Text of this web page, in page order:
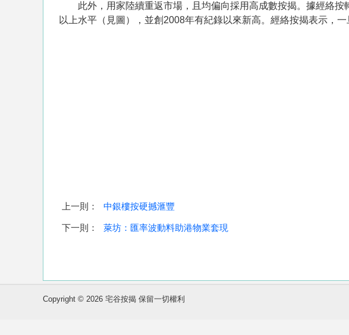
此外，用家陸續重返市場，且均偏向採用高成數按揭。據經絡按
以上水平（見圖），並創2008年有紀錄以來新高。經絡按揭表示，
上一則： 中銀樓按硬撼滙豐
下一則： 萊坊：匯率波動料助港物業套現
Copyright © 2026 宅谷按揭 保留一切權利